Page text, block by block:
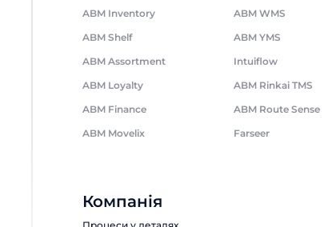
ABM Inventory
ABM WMS
ABM Shelf
ABM YMS
ABM Assortment
Intuiflow
ABM Loyalty
ABM Rinkai TMS
ABM Finance
ABM Route Sense
ABM Movelix
Farseer
Компанія